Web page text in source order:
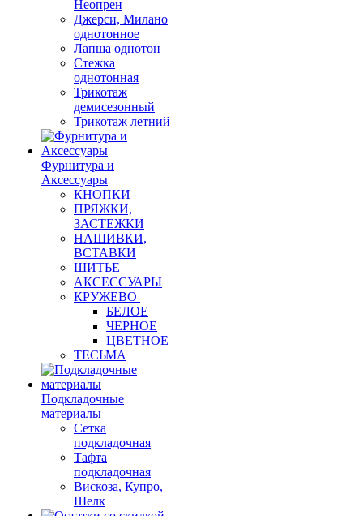
Неопрен
Джерси, Милано
однотонное
Лапша однотон
Стежка
однотонная
Трикотаж
демисезонный
Трикотаж летний
Фурнитура и
Аксессуары
КНОПКИ
ПРЯЖКИ,
ЗАСТЕЖКИ
НАШИВКИ,
ВСТАВКИ
ШИТЬЕ
АКСЕССУАРЫ
КРУЖЕВО
БЕЛОЕ
ЧЕРНОЕ
ЦВЕТНОЕ
ТЕСЬМА
Подкладочные
материалы
Сетка
подкладочная
Тафта
подкладочная
Вискоза, Купро,
Шелк